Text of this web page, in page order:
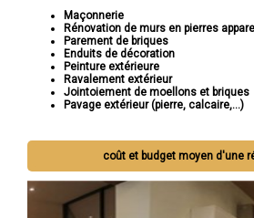
Maçonnerie
Rénovation de murs en pierres
Parement de briques
Enduits de décoration
Peinture extérieure
Ravalement extérieur
Jointoiement de moellons et briques
Pavage extérieur (pierre, calcaire,...)
coût et budget moyen d'une